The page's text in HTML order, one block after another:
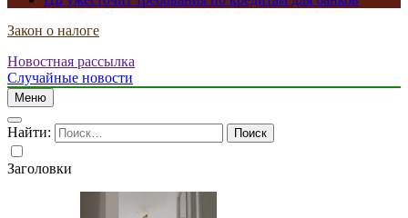
Закон о налоге
Новостная рассылка
Случайные новости
Меню
Найти:
Заголовки